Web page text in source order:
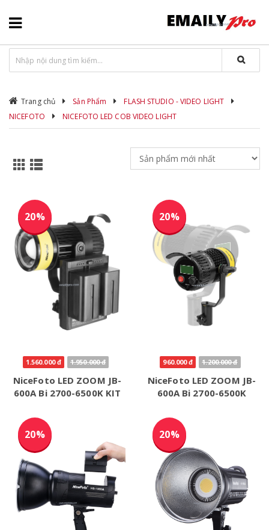
Trang chủ Sản Phẩm
FLASH STUDIO - VIDEO LIGHT
NICEFOTO
NICEFOTO LED COB VIDEO LIGHT
20%
1.560.000 đ 1.950.000 đ
NiceFoto LED ZOOM JB-
600A Bi 2700-6500K KIT
20%
960.000 đ 1.200.000 đ
NiceFoto LED ZOOM JB-
600A Bi 2700-6500K
20% 20%